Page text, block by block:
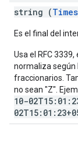
string (
Es el final del
Usa el RFC
normaliza según
fraccionarios.
no sean "Z".
10-